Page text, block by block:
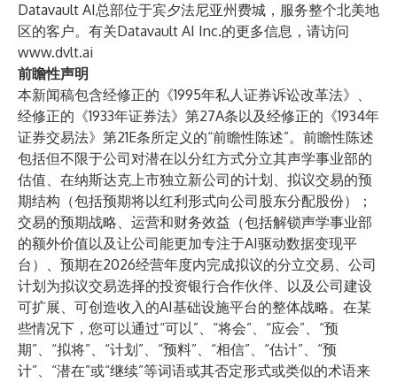
Datavault AI总部位于宾夕法尼亚州费城，服务整个北美地
区的客户。有关Datavault AI Inc.的更多信息，请访问
www.dvlt.ai
前瞻性声明
本新闻稿包含经修正的《1995年私人证券诉讼改革法》、
经修正的《1933年证券法》第27A条以及经修正的《1934年
证券交易法》第21E条所定义的“前瞻性陈述”。前瞻性陈述
包括但不限于公司对潜在以分红方式分立其声学事业部的
估值、在纳斯达克上市独立新公司的计划、拟议交易的预
期结构（包括预期将以红利形式向公司股东分配股份）；
交易的预期战略、运营和财务效益（包括解锁声学事业部
的额外价值以及让公司能更加专注于AI驱动数据变现平
台）、预期在2026经营年度内完成拟议的分立交易、公司
计划为拟议交易选择的投资银行合作伙伴、以及公司建设
可扩展、可创造收入的AI基础设施平台的整体战略。在某
些情况下，您可以通过“可以”、“将会”、“应会”、“预
期”、“拟将”、“计划”、“预料”、“相信”、“估计”、“预
计”、“潜在”或“继续”等词语或其否定形式或类似的术语来